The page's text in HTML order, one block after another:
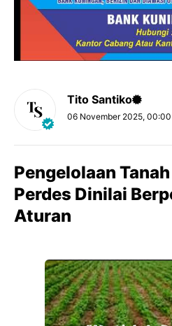
Tito Santiko
06 November 2025, 00:00
Pengelolaan
Perdes Dinilai
Aturan